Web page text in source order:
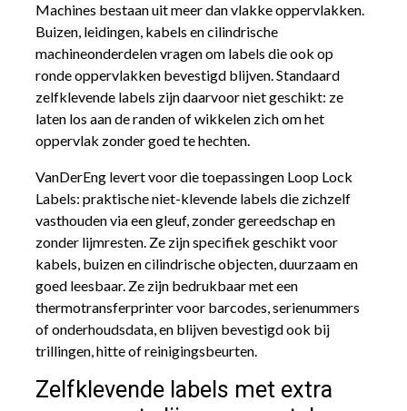
Machines bestaan uit meer dan vlakke oppervlakken.
Buizen, leidingen, kabels en cilindrische
machineonderdelen vragen om labels die ook op
ronde oppervlakken bevestigd blijven. Standaard
zelfklevende labels zijn daarvoor niet geschikt: ze
laten los aan de randen of wikkelen zich om het
oppervlak zonder goed te hechten.
VanDerEng levert voor die toepassingen Loop Lock
Labels: praktische niet-klevende labels die zichzelf
vasthouden via een gleuf, zonder gereedschap en
zonder lijmresten. Ze zijn specifiek geschikt voor
kabels, buizen en cilindrische objecten, duurzaam en
goed leesbaar. Ze zijn bedrukbaar met een
thermotransferprinter voor barcodes, serienummers
of onderhoudsdata, en blijven bevestigd ook bij
trillingen, hitte of reinigingsbeurten.
Zelfklevende labels met extra